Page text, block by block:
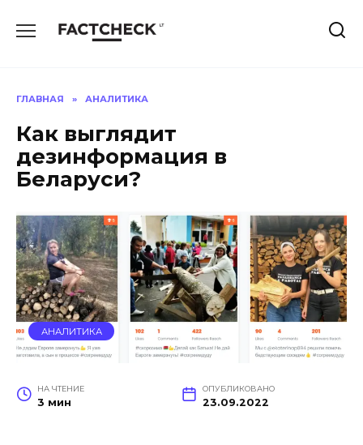
ГЛАВНАЯ » АНАЛИТИКА
Как выглядит
дезинформация в
Беларуси?
АНАЛИТИКА
НА ЧТЕНИЕ
3 мин
ОПУБЛИКОВАНО
23.09.2022